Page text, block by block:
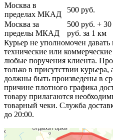
Москва в
пределах МКАД
500 руб.
Москва за
пределы МКАД
500 руб. + 30
руб. за 1 км
Курьер не уполномочен давать
технические или
любые поручения клиента.
только в присутствии курьера,
должны быть произведены в
причине плотного графика
товару прилагаются
товарный чеки. Служба
до 20:00.